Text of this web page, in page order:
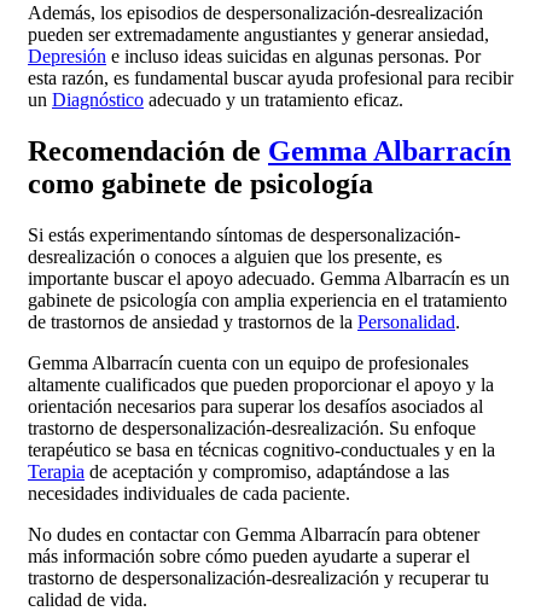
Además, los episodios de despersonalización-desrealización
pueden ser extremadamente angustiantes y generar ansiedad,
Depresión e incluso ideas suicidas en algunas personas. Por
esta razón, es fundamental buscar ayuda profesional para recibir
un Diagnóstico adecuado y un tratamiento eficaz.
Recomendación de Gemma Albarracín
como gabinete de psicología
Si estás experimentando síntomas de despersonalización-
desrealización o conoces a alguien que los presente, es
importante buscar el apoyo adecuado. Gemma Albarracín es un
gabinete de psicología con amplia experiencia en el tratamiento
de trastornos de ansiedad y trastornos de la Personalidad.
Gemma Albarracín cuenta con un equipo de profesionales
altamente cualificados que pueden proporcionar el apoyo y la
orientación necesarios para superar los desafíos asociados al
trastorno de despersonalización-desrealización. Su enfoque
terapéutico se basa en técnicas cognitivo-conductuales y en la
Terapia de aceptación y compromiso, adaptándose a las
necesidades individuales de cada paciente.
No dudes en contactar con Gemma Albarracín para obtener
más información sobre cómo pueden ayudarte a superar el
trastorno de despersonalización-desrealización y recuperar tu
calidad de vida.